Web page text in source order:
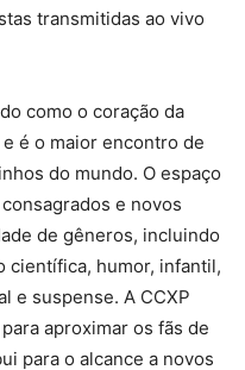
transmitidas ao vivo
como o coração da
é o maior encontro de
do mundo. O espaço
e novos
de gêneros, incluindo
científica, humor, infantil,
e suspense. A CCXP
aproximar os fãs de
para o alcance a novos